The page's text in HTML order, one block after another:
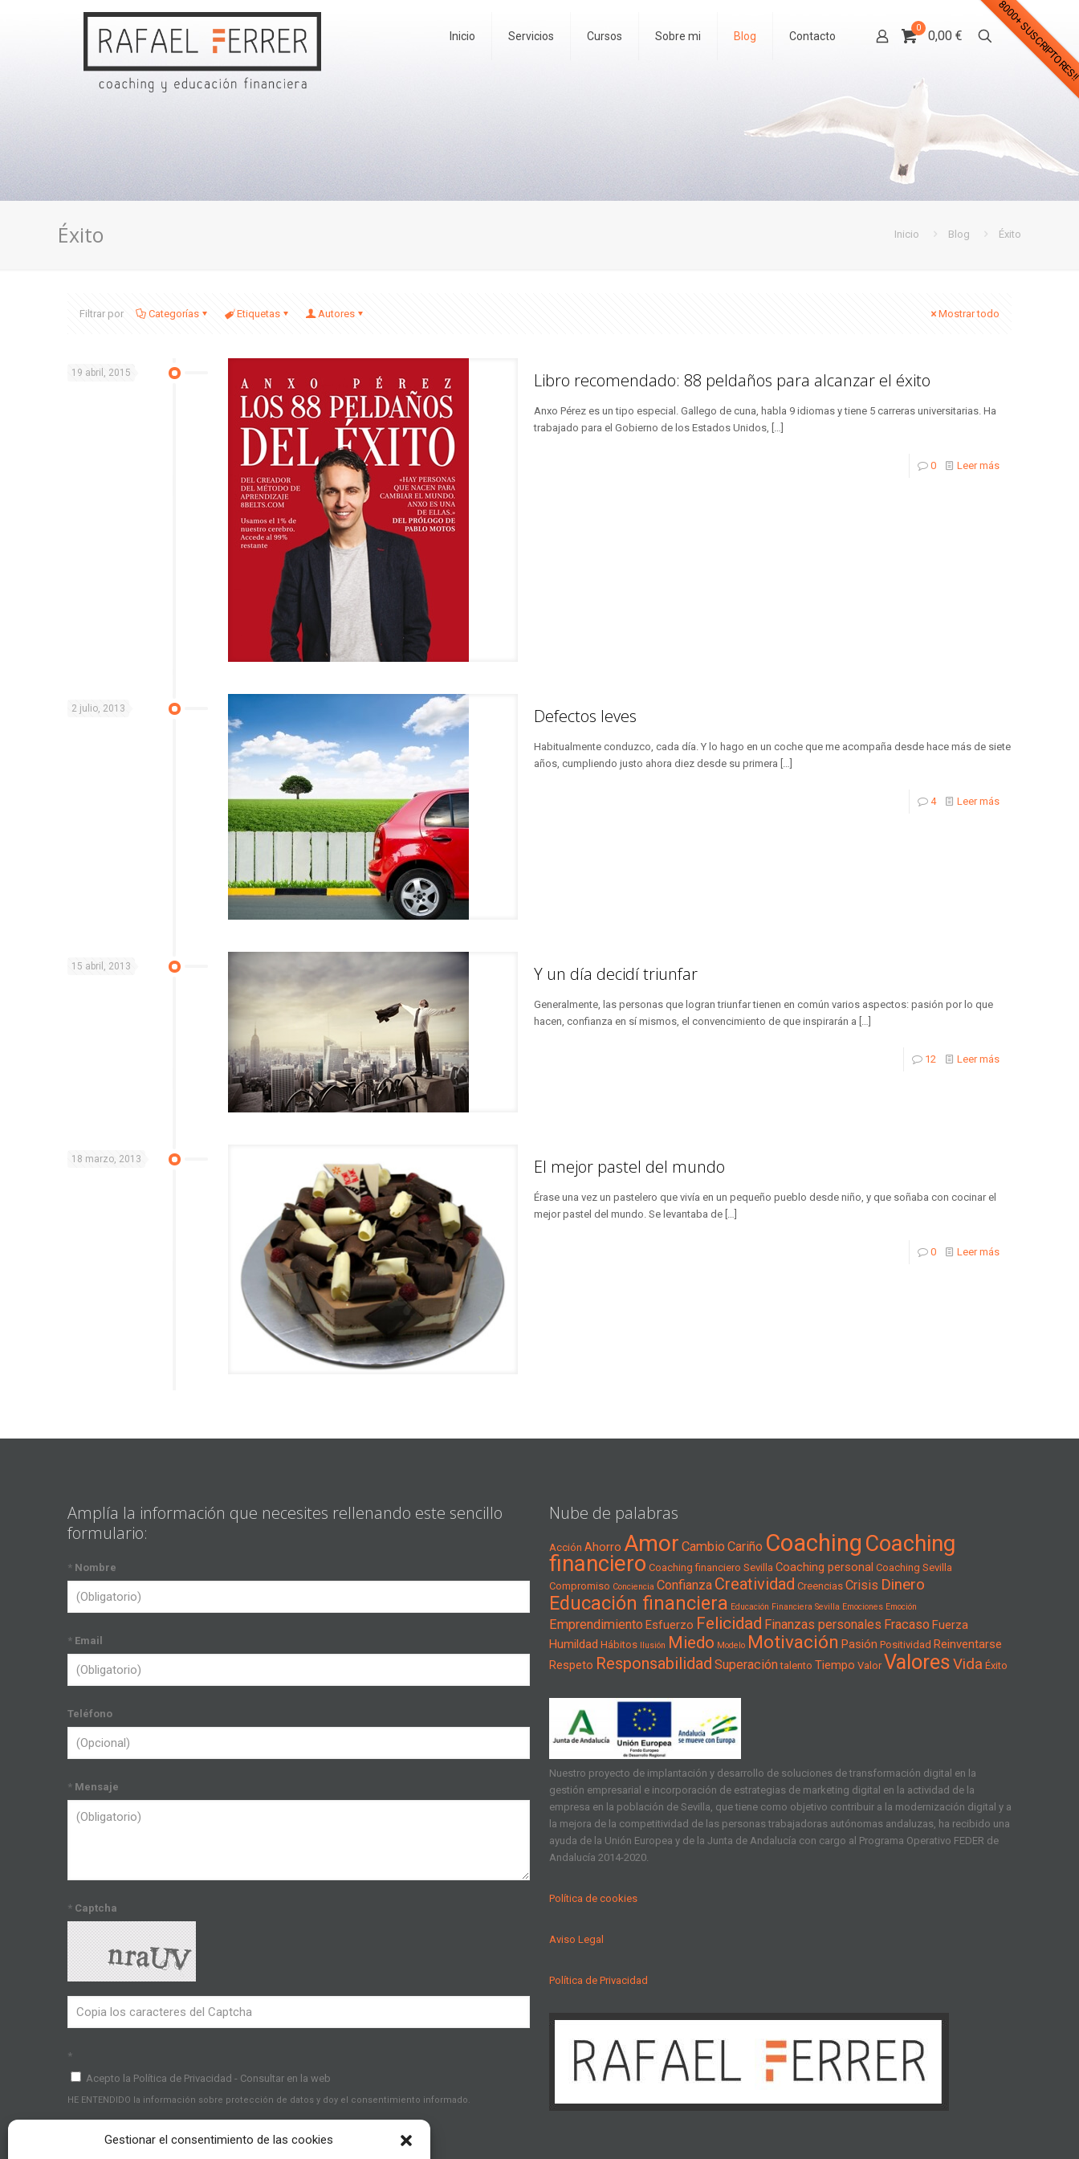
Gestionar el consentimiento de las cookies
8000+
Inicio Servicios Cursos Sobre mi Blog Contacto
0
0,00 €
Éxito Inicio Blog Éxito
Filtrar por Categorías Etiquetas Autores Mostrar todo
19 abril, 2015 Libro recomendado: 88 peldaños para alcanzar el éxito
Anxo Pérez es un tipo especial. Gallego de cuna, habla 9 idiomas y tiene 5 carreras universitarias. Ha
trabajado para el Gobierno de los Estados Unidos, […]
0 Leer más
2 julio, 2013 Defectos leves
Habitualmente conduzco, cada día. Y lo hago en un coche que me acompaña desde hace más de siete
años, cumpliendo justo ahora diez desde su primera […]
4 Leer más
15 abril, 2013 Y un día decidí triunfar
Generalmente, las personas que logran triunfar tienen en común varios aspectos: pasión por lo que
hacen, confianza en sí mismos, el convencimiento de que inspirarán a […]
12 Leer más
18 marzo, 2013 El mejor pastel del mundo
Érase una vez un pastelero que vivía en un pequeño pueblo desde niño, y que soñaba con cocinar el
mejor pastel del mundo. Se levantaba de […]
0 Leer más
Amplía la información que necesites rellenando este sencillo
formulario:
* Nombre
* Email
Teléfono
* Mensaje
* Captcha
*
Acepto la Política de Privacidad - Consultar en la web
HE ENTENDIDO la información sobre protección de datos y doy el consentimiento informado.
Nube de palabras
Acción Ahorro Amor Cambio Cariño Coaching Coaching
financiero Coaching financiero Sevilla Coaching personal Coaching Sevilla
Compromiso Conciencia Confianza Creatividad Creencias Crisis Dinero
Educación financiera Educación Financiera Sevilla Emociones Emoción
Emprendimiento Esfuerzo Felicidad Finanzas personales Fracaso Fuerza
Humildad Hábitos Ilusión Miedo Modelo Motivación Pasión Positividad Reinventarse
Respeto Responsabilidad Superación talento Tiempo Valor ValoresVida Éxito
Nuestro proyecto de implantación y desarrollo de soluciones de transformación digital en la
gestión empresarial e incorporación de estrategias de marketing digital en la actividad de la
empresa en la población de Sevilla, que tiene como objetivo contribuir a la modernización digital y a
la mejora de la competitividad de las personas trabajadoras autónomas andaluzas, ha recibido una
ayuda de la Unión Europea y de la Junta de Andalucía con cargo al Programa Operativo FEDER de
Andalucía 2014-2020.
Política de cookies
Aviso Legal
Política de Privacidad